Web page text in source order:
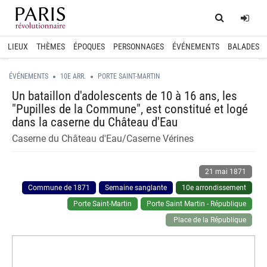
Home
LIEUX THÈMES ÉPOQUES PERSONNAGES ÉVÉNEMENTS BALADES
ÉVÉNEMENTS 10E ARR. PORTE SAINT-MARTIN
Un bataillon d'adolescents de 10 à 16 ans, les
"Pupilles de la Commune", est constitué et logé
dans la caserne du Château d'Eau
Caserne du Château d'Eau/Caserne Vérines
21 mai 1871
Commune de 1871
Semaine sanglante
10e arrondissement
Porte Saint-Martin
Porte Saint Martin - République
Place de la République